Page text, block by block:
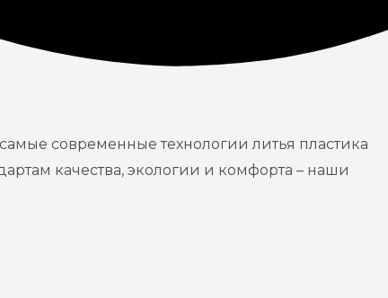
современные технологии литья пластика
качества, экологии и комфорта – наши